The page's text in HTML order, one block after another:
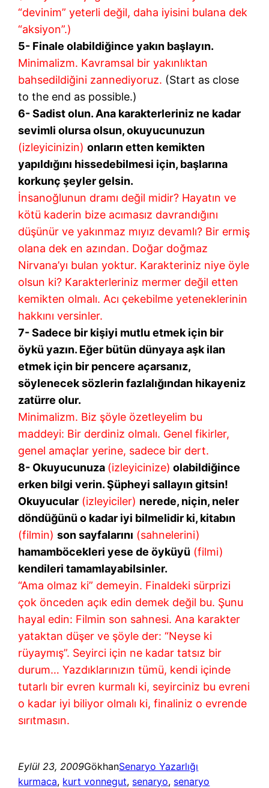
“devinim” yeterli değil, daha iyisini bulana dek
“aksiyon”.)
5- Finale olabildiğince yakın başlayın.
Minimalizm. Kavramsal bir yakınlıktan
bahsedildiğini zannediyoruz. (Start as close
to the end as possible.)
6- Sadist olun. Ana karakterleriniz ne kadar
sevimli olursa olsun, okuyucunuzun
(izleyicinizin) onların etten kemikten
yapıldığını hissedebilmesi için, başlarına
korkunç şeyler gelsin.
İnsanoğlunun dramı değil midir? Hayatın ve
kötü kaderin bize acımasız davrandığını
düşünür ve yakınmaz mıyız devamlı? Bir ermiş
olana dek en azından. Doğar doğmaz
Nirvana’yı bulan yoktur. Karakteriniz niye öyle
olsun ki? Karakterleriniz mermer değil etten
kemikten olmalı. Acı çekebilme yeteneklerinin
hakkını versinler.
7- Sadece bir kişiyi mutlu etmek için bir
öykü yazın. Eğer bütün dünyaya aşk ilan
etmek için bir pencere açarsanız,
söylenecek sözlerin fazlalığından hikayeniz
zatürre olur.
Minimalizm. Biz şöyle özetleyelim bu
maddeyi: Bir derdiniz olmalı. Genel fikirler,
genel amaçlar yerine, sadece bir dert.
8- Okuyucunuza (izleyicinize) olabildiğince
erken bilgi verin. Şüpheyi sallayın gitsin!
Okuyucular (izleyiciler) nerede, niçin, neler
döndüğünü o kadar iyi bilmelidir ki, kitabın
(filmin) son sayfalarını (sahnelerini)
hamamböcekleri yese de öyküyü (filmi)
kendileri tamamlayabilsinler.
“Ama olmaz ki” demeyin. Finaldeki sürprizi
çok önceden açık edin demek değil bu. Şunu
hayal edin: Filmin son sahnesi. Ana karakter
yataktan düşer ve şöyle der: “Neyse ki
rüyaymış”. Seyirci için ne kadar tatsız bir
durum… Yazdıklarınızın tümü, kendi içinde
tutarlı bir evren kurmalı ki, seyirciniz bu evreni
o kadar iyi biliyor olmalı ki, finaliniz o evrende
sırıtmasın.
Eylül 23, 2009GökhanSenaryo Yazarlığı
kurmaca, kurt vonnegut, senaryo, senaryo